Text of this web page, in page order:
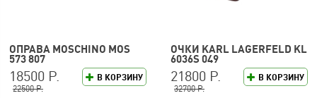
ОПРАВА MOSCHINO MOS
573 807
В КОРЗИНУ
18500 Р.
22500 Р.
ОЧКИ KARL LAGERFELD KL
6036S 049
В КОРЗИНУ
21800 Р.
32700 Р.